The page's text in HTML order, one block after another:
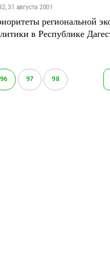
31 августа 2001
региональной
в Республике
96 97 98